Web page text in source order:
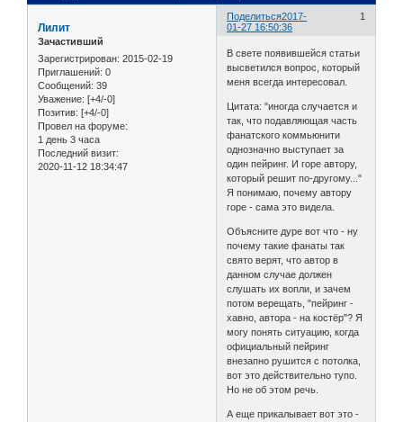
Поделиться 1
2017-
01-27 16:50:36
Лилит
Зачастивший
Зарегистрирован: 2015-02-19
Приглашений: 0
Сообщений: 39
Уважение: [+4/-0]
Позитив: [+4/-0]
Провел на форуме:
1 день 3 часа
Последний визит:
2020-11-12 18:34:47
В свете появившейся статьи
высветился вопрос, который
меня всегда интересовал.
Цитата: "иногда случается и
так, что подавляющая часть
фанатского коммьюнити
однозначно выступает за
один пейринг. И горе автору,
который решит по-другому..."
Я понимаю, почему автору
горе - сама это видела.
Объясните дуре вот что - ну
почему такие фанаты так
свято верят, что автор в
данном случае должен
слушать их вопли, и зачем
потом верещать, "пейринг -
хавно, автора - на костёр"? Я
могу понять ситуацию, когда
официальный пейринг
внезапно рушится с потолка,
вот это действительно тупо.
Но не об этом речь.
А еще прикалывает вот это -